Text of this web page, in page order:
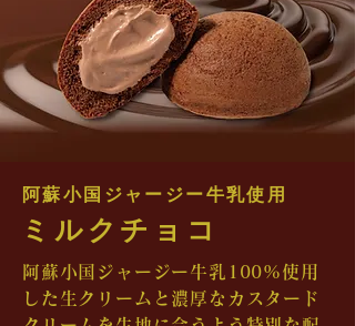
阿蘇小国ジャージー牛乳使用
ミルク​チョコ
阿蘇小国ジャージー牛乳100%使用
した生クリームと濃厚なカスタード